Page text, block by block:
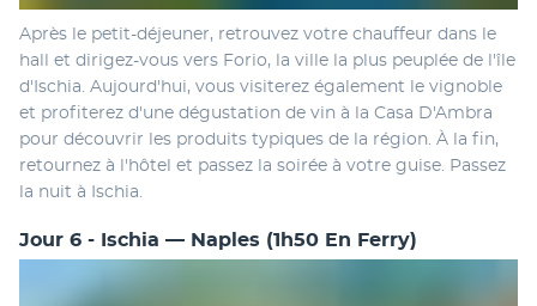
Après le petit-déjeuner, retrouvez votre chauffeur dans le
hall et dirigez-vous vers Forio, la ville la plus peuplée de l'île
d'Ischia. Aujourd'hui, vous visiterez également le vignoble
et profiterez d'une dégustation de vin à la Casa D'Ambra
pour découvrir les produits typiques de la région. À la fin,
retournez à l'hôtel et passez la soirée à votre guise. Passez
la nuit à Ischia.
Jour 6 - Ischia — Naples (1h50 En Ferry)